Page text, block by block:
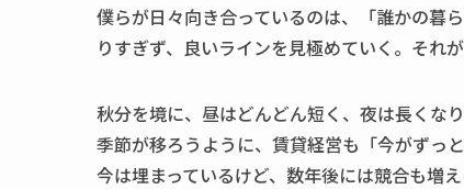
僕らが日々向き合っているのは、「誰かの暮
りすぎず、良いラインを見極めていく。それ
秋分を境に、昼はどんどん短く、夜は長くなり
季節が移ろうように、賃貸経営も「今がずっ
今は埋まっているけど、数年後には競合も増え